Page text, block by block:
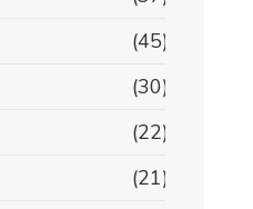
(45)
(30)
(22)
(21)